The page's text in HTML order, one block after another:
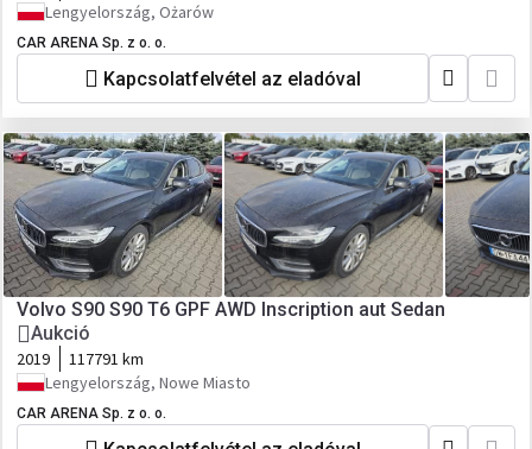
Lengyelország, Ożarów
CAR ARENA Sp. z o. o.
Kapcsolatfelvétel az eladóval
Volvo S90 S90 T6 GPF AWD Inscription aut Sedan
Aukció
2019
117791 km
Lengyelország, Nowe Miasto
CAR ARENA Sp. z o. o.